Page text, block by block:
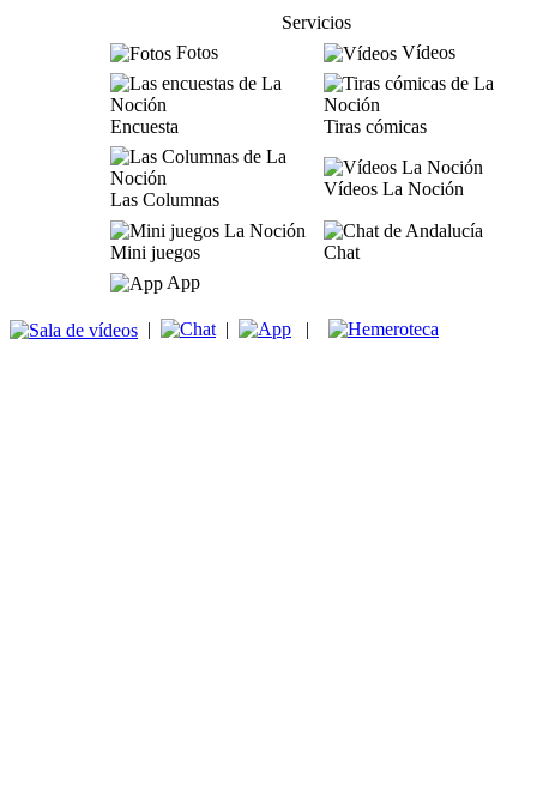
Servicios
Fotos
Vídeos
Encuesta Tiras cómicas
Las Columnas
Vídeos La Noción
Mini juegos
Chat
App
| | |